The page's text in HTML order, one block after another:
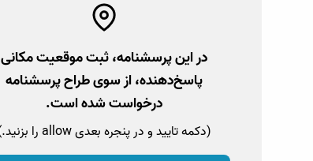
در این پرسشنامه، ثبت موقعیت مکانی
پاسخ‌دهنده، از سوی طراح پرسشنامه
درخواست شده است.
(دکمه تایید و در پنجره بعدی allow را بزنید.)